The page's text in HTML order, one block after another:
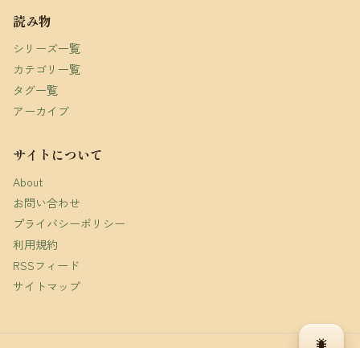
読み物
シリーズ一覧
カテゴリ一覧
タグ一覧
アーカイブ
サイトについて
About
お問い合わせ
プライバシーポリシー
利用規約
RSSフィード
サイトマップ